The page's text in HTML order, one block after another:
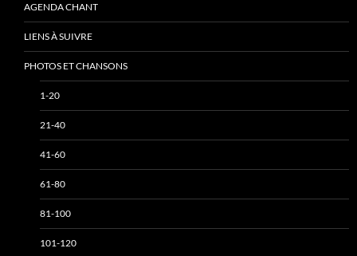
AGENDA CHANT
LIENS À SUIVRE
PHOTOS ET CHANSONS
1-20
21-40
41-60
61-80
81-100
101-120